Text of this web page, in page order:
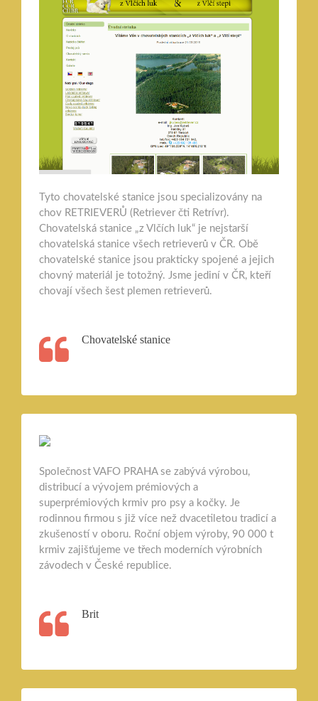
Tyto chovatelské stanice jsou specializovány na
chov RETRIEVERŮ (Retriever čti Retrívr).
Chovatelská stanice „z Vlčích luk“ je nejstarší
chovatelská stanice všech retrieverů v ČR. Obě
chovatelské stanice jsou prakticky spojené a jejich
chovný materiál je totožný. Jsme jediní v ČR, kteří
chovají všech šest plemen retrieverů.
Chovatelské stanice
Společnost VAFO PRAHA se zabývá výrobou,
distribucí a vývojem prémiových a
superprémiových krmiv pro psy a kočky. Je
rodinnou firmou s již více než dvacetiletou tradicí a
zkušeností v oboru. Roční objem výroby, 90 000 t
krmiv zajišťujeme ve třech moderních výrobních
závodech v České republice.
Brit